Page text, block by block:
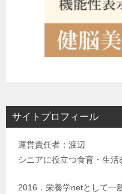
サイトプロフィール
運営責任者：渡辺
シニアに役立つ食育・生活
2016．栄養学netとして一